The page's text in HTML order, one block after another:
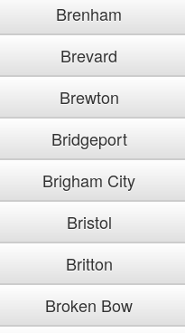
Brenham
Brevard
Brewton
Bridgeport
Brigham City
Bristol
Britton
Broken Bow